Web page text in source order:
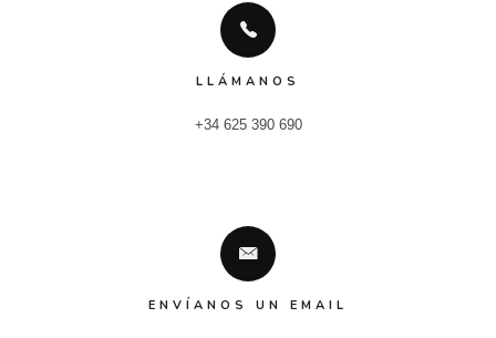
LLÁMANOS
+34 625 390 690
ENVÍANOS UN EMAIL